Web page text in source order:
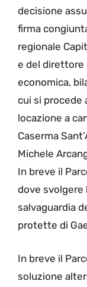
decisione
firma
regionale
e del direttore
economica,
cui si procede
locazione a
Caserma
Michele
In breve il
dove svolgere
salvaguardia
protette di
In breve il
soluzione